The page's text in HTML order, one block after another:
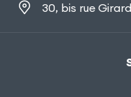
30, bis rue Girard